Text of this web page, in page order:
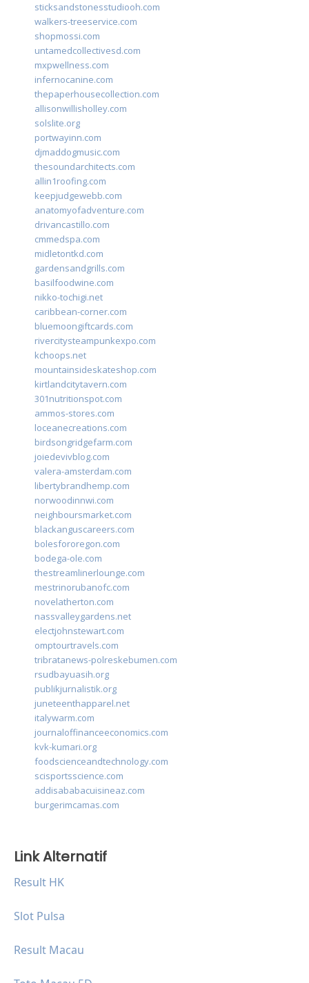
sticksandstonesstudiooh.com
walkers-treeservice.com
shopmossi.com
untamedcollectivesd.com
mxpwellness.com
infernocanine.com
thepaperhousecollection.com
allisonwillisholley.com
solslite.org
portwayinn.com
djmaddogmusic.com
thesoundarchitects.com
allin1roofing.com
keepjudgewebb.com
anatomyofadventure.com
drivancastillo.com
cmmedspa.com
midletontkd.com
gardensandgrills.com
basilfoodwine.com
nikko-tochigi.net
caribbean-corner.com
bluemoongiftcards.com
rivercitysteampunkexpo.com
kchoops.net
mountainsideskateshop.com
kirtlandcitytavern.com
301nutritionspot.com
ammos-stores.com
loceanecreations.com
birdsongridgefarm.com
joiedevivblog.com
valera-amsterdam.com
libertybrandhemp.com
norwoodinnwi.com
neighboursmarket.com
blackanguscareers.com
bolesfororegon.com
bodega-ole.com
thestreamlinerlounge.com
mestrinorubanofc.com
novelatherton.com
nassvalleygardens.net
electjohnstewart.com
omptourtravels.com
tribratanews-polreskebumen.com
rsudbayuasih.org
publikjurnalistik.org
juneteenthapparel.net
italywarm.com
journaloffinanceeconomics.com
kvk-kumari.org
foodscienceandtechnology.com
scisportsscience.com
addisababacuisineaz.com
burgerimcamas.com
Link Alternatif
Result HK
Slot Pulsa
Result Macau